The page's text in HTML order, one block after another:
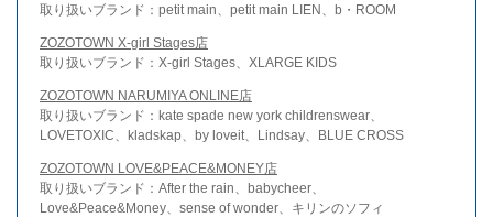
取り扱いブランド：petit main、petit main LIEN、b・ROOM
ZOZOTOWN X-girl Stages店
取り扱いブランド：X-girl Stages、XLARGE KIDS
ZOZOTOWN NARUMIYA ONLINE店
取り扱いブランド：kate spade new york childrenswear、
LOVETOXIC、kladskap、by loveit、Lindsay、BLUE CROSS
ZOZOTOWN LOVE&PEACE&MONEY店
取り扱いブランド：After the rain、babycheer、
Love&Peace&Money、sense of wonder、キリンのソフィ